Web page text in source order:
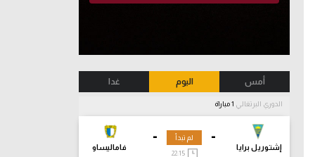
أمس اليوم غدا
الدوري البرتغالي
-
إشتوريل برايا
-
فاماليساو
لم تبدأ
22:15